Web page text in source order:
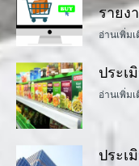
รายง
อ่านเพิ่ม
ประเ
อ่านเพิ่ม
ประเ